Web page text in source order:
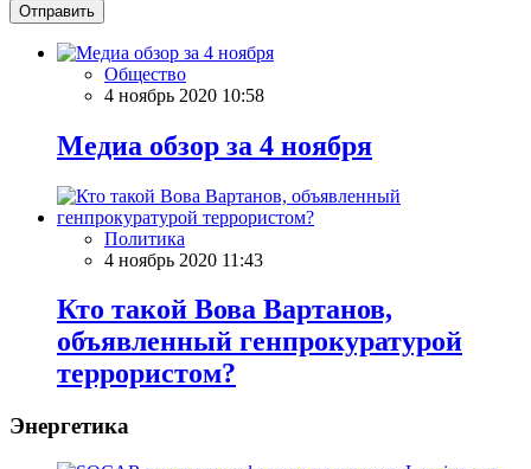
Отправить
Общество
4 ноябрь 2020 10:58
Meдиа обзор за 4 ноября
Политика
4 ноябрь 2020 11:43
Кто такой Вова Вартанов,
объявленный генпрокуратурой
террористом?
Энергетика